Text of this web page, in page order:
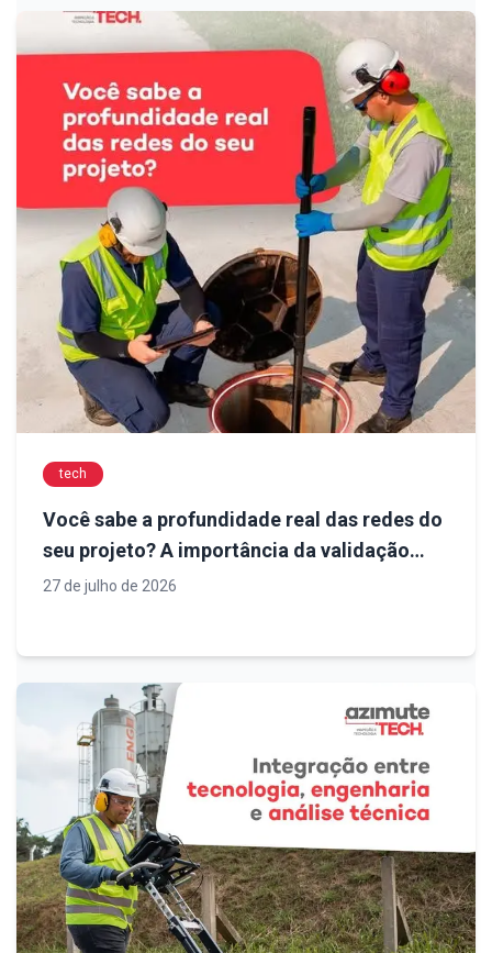
tech
Você sabe a profundidade real das redes do
seu projeto? A importância da validação
antes da execução
27 de julho de 2026